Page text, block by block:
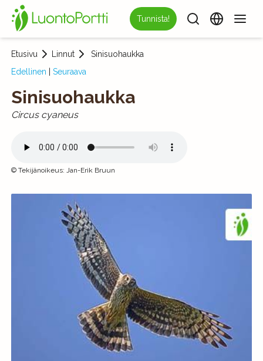
Tunnista!
Etusivu Linnut
Sinisuohaukka
Edellinen
Seuraava
Sinisuohaukka
Circus cyaneus
© Tekijänoikeus: Jan-Erik Bruun